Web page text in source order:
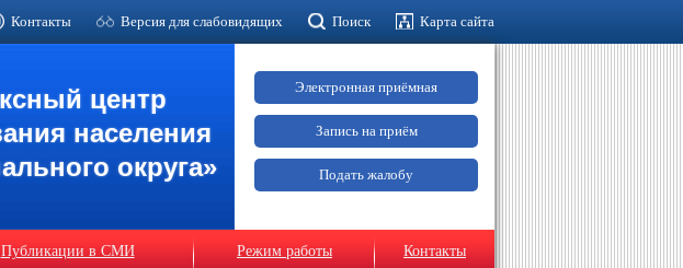
Контакты Версия для слабовидящих Поиск Карта сайта
центр
населения
округа»
Электронная приёмная
Запись на приём
Подать жалобу
Публикации в СМИ Режим работы Контакты